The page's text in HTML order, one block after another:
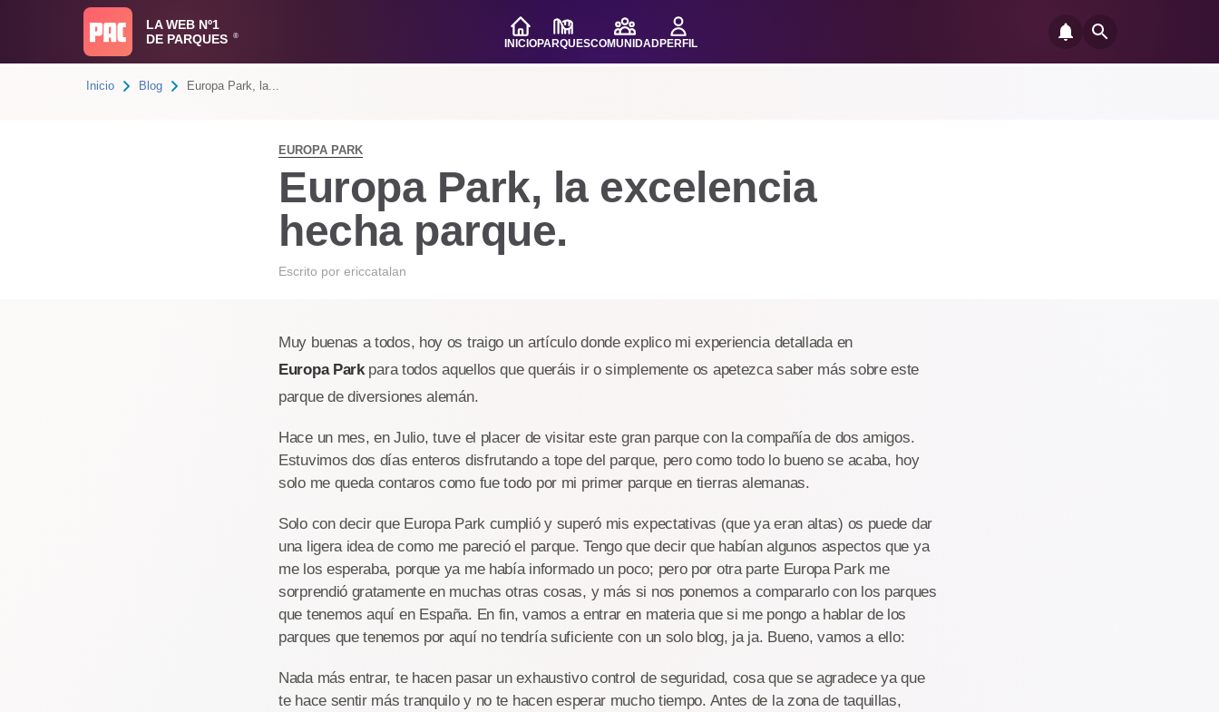
LA WEB Nº1
DE PARQUES
®
INICIOPARQUESCOMUNIDADPERFIL
Inicio Blog Europa Park, la...
EUROPA PARK
Europa Park, la excelencia
hecha parque.
Escrito por ericcatalan
Muy buenas a todos, hoy os traigo un artículo donde explico mi experiencia detallada en
Europa Parkpara todos aquellos que queráis ir o simplemente os apetezca saber más sobre este
parque de diversiones alemán.
Hace un mes, en Julio, tuve el placer de visitar este gran parque con la compañía de dos amigos.
Estuvimos dos días enteros disfrutando a tope del parque, pero como todo lo bueno se acaba, hoy
solo me queda contaros como fue todo por mi primer parque en tierras alemanas.
Solo con decir que Europa Park cumplió y superó mis expectativas (que ya eran altas) os puede dar
una ligera idea de como me pareció el parque. Tengo que decir que habían algunos aspectos que ya
me los esperaba, porque ya me había informado un poco; pero por otra parte Europa Park me
sorprendió gratamente en muchas otras cosas, y más si nos ponemos a compararlo con los parques
que tenemos aquí en España. En fin, vamos a entrar en materia que si me pongo a hablar de los
parques que tenemos por aquí no tendría suficiente con un solo blog, ja ja. Bueno, vamos a ello:
Nada más entrar, te hacen pasar un exhaustivo control de seguridad, cosa que se agradece ya que
te hace sentir más tranquilo y no te hacen esperar mucho tiempo. Antes de la zona de taquillas,